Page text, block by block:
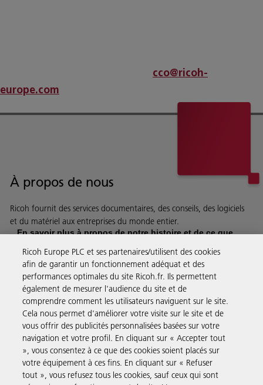
cco@ricoh-
europe.com
À propos de nous
Ricoh fournit des services documentaires, des conseils, des logiciels
et du matériel aux entreprises du monde entier.
En savoir plus à propos de notre histoire et de ce que
Solutions pour les entreprises
Produits et Services
Assistance & Contact
Ricoh Europe PLC et ses partenaires/utilisent des cookies
afin de garantir un fonctionnement adéquat et des
performances optimales du site Ricoh.fr. Ils permettent
également de mesurer l'audience du site et de
comprendre comment les utilisateurs naviguent sur le site.
Cela nous permet d'améliorer votre visite sur le site et de
vous offrir des publicités personnalisées basées sur votre
navigation et votre profil. En cliquant sur « Accepter tout
», vous consentez à ce que des cookies soient placés sur
votre équipement à ces fins. En cliquant sur « Refuser
tout », vous refusez tous les cookies, sauf ceux qui sont